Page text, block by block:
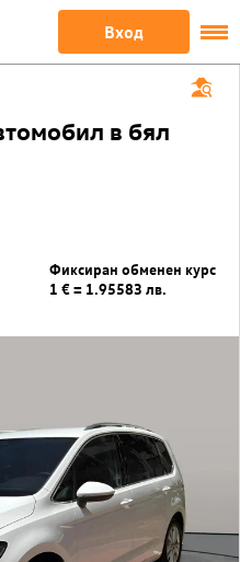
Вход
в бял
Фиксиран обменен курс
1 € = 1.95583 лв.